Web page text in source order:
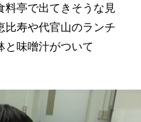
料亭で出てきそうな見
比寿や代官山のランチ
と味噌汁がついて